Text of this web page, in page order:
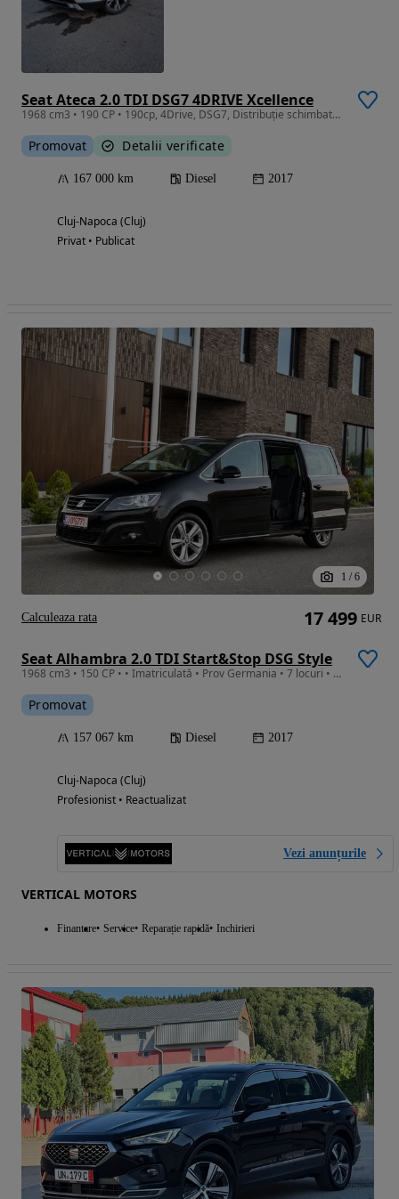
Seat Ateca 2.0 TDI DSG7 4DRIVE Xcellence
1968 cm3 • 190 CP • 190cp, 4Drive, DSG7, Distribuție schimbată la 21.05.2026
Promovat Detalii verificate
167 000 km Diesel 2017
Cluj-Napoca (Cluj)
Privat • Publicat
1 / 6
Seat Alhambra 2.0 TDI Start&Stop DSG Style
1968 cm3 • 150 CP • • Imatriculată • Prov Germania • 7 locuri • Uși Electrice • Dsg •
Promovat
157 067 km Diesel 2017
Cluj-Napoca (Cluj)
Profesionist • Reactualizat
Vezi anunțurile
VERTICAL MOTORS
Finantare Service Reparație rapidă Inchirieri
17 499 EUR
Calculeaza rata